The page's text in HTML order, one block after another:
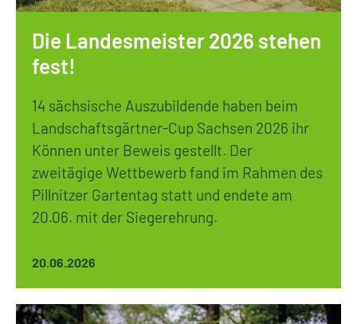
Die Landesmeister 2026 stehen
fest!
14 sächsische Auszubildende haben beim
Landschaftsgärtner-Cup Sachsen 2026 ihr
Können unter Beweis gestellt. Der
zweitägige Wettbewerb fand im Rahmen des
Pillnitzer Gartentag statt und endete am
20.06. mit der Siegerehrung.
20.06.2026